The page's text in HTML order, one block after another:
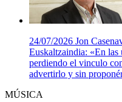
24/07/2026 Jon
Euskaltzaindia: «En las
perdiendo el vinculo
advertirlo y sin
MÚSICA